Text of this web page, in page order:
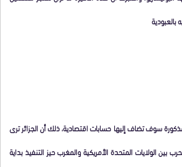
سوف تضاف إليها حسابات اقتصادية، ذلك أن الجزائر ترى
بين الولايات المتحدة الأمريكية والمغرب حيز التنفيذ بداية